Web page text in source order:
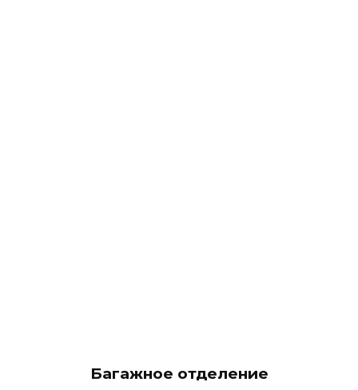
Багажное отделение